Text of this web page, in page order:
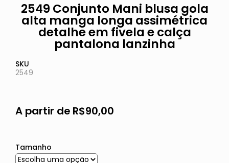
2549 Conjunto Mani blusa gola
alta manga longa assimétrica
detalhe em fivela e calça
pantalona lanzinha
SKU
2549
A partir de R$90,00
Tamanho